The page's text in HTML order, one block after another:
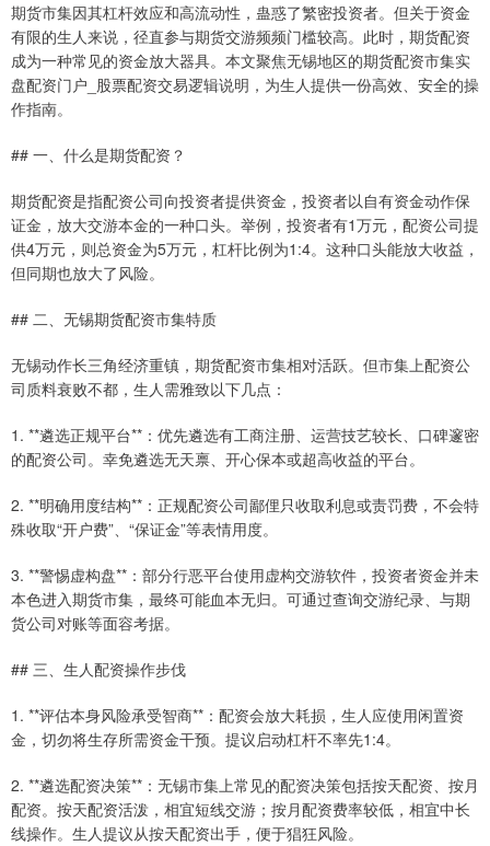
期货市集因其杠杆效应和高流动性，蛊惑了繁密投资者。但关于资金
有限的生人来说，径直参与期货交游频频门槛较高。此时，期货配资
成为一种常见的资金放大器具。本文聚焦无锡地区的期货配资市集实
盘配资门户_股票配资交易逻辑说明，为生人提供一份高效、安全的操
作指南。
## 一、什么是期货配资？
期货配资是指配资公司向投资者提供资金，投资者以自有资金动作保
证金，放大交游本金的一种口头。举例，投资者有1万元，配资公司提
供4万元，则总资金为5万元，杠杆比例为1:4。这种口头能放大收益，
但同期也放大了风险。
## 二、无锡期货配资市集特质
无锡动作长三角经济重镇，期货配资市集相对活跃。但市集上配资公
司质料衰败不都，生人需雅致以下几点：
1. **遴选正规平台**：优先遴选有工商注册、运营技艺较长、口碑邃密
的配资公司。幸免遴选无天禀、开心保本或超高收益的平台。
2. **明确用度结构**：正规配资公司鄙俚只收取利息或责罚费，不会特
殊收取“开户费”、“保证金”等表情用度。
3. **警惕虚构盘**：部分行恶平台使用虚构交游软件，投资者资金并未
本色进入期货市集，最终可能血本无归。可通过查询交游纪录、与期
货公司对账等面容考据。
## 三、生人配资操作步伐
1. **评估本身风险承受智商**：配资会放大耗损，生人应使用闲置资
金，切勿将生存所需资金干预。提议启动杠杆不率先1:4。
2. **遴选配资决策**：无锡市集上常见的配资决策包括按天配资、按月
配资。按天配资活泼，相宜短线交游；按月配资费率较低，相宜中长
线操作。生人提议从按天配资出手，便于猖狂风险。